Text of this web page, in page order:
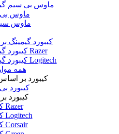
ماوس بی سیم
ماوس
ماوس
کیبورد گیمینگ
کیبورد گیمینگ Razer
کیبورد گیمینگ Logitech
همه
کیبورد بر
کیبورد
کیبورد
کیبورد Razer
کیبورد Logitech
کیبورد Corsair